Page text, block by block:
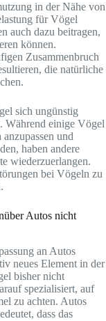
in der Nähe von
für Vögel
auch dazu beitragen,
können.
Zusammenbruch
die natürliche
sich ungünstig
Während einige Vögel
und
haben andere
wiederzuerlangen.
bei Vögeln zu
Autos nicht
an Autos
neues Element in der
bisher nicht
spezialisiert, auf
zu achten. Autos
dass das